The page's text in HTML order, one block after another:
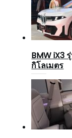
BMW iX3
กิโลเมตร